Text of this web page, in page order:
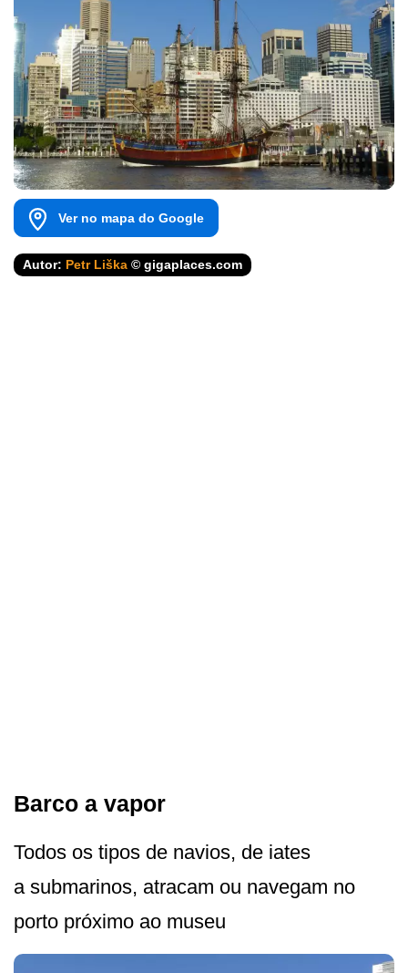
Ver no mapa do Google
Autor: Petr Liška © gigaplaces.com
Barco a vapor
Todos os tipos de navios, de iates
a submarinos, atracam ou navegam no
porto próximo ao museu